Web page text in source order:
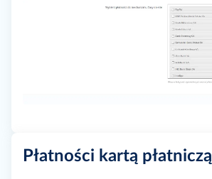
Płatności kartą płatniczą